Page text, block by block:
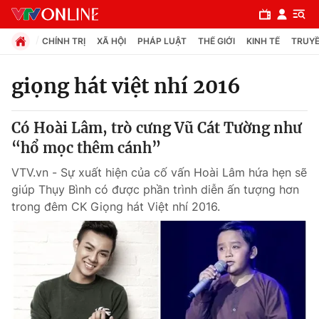
Chuyên mục
Chính trị
Xã hội
Thế giới
CHÍNH TRỊ XÃ HỘI PHÁP LUẬT THẾ GIỚI KINH TẾ
giọng hát việt nhí 2016
Có Hoài Lâm, trò cưng Vũ Cát Tường như
“hổ mọc thêm cánh”
VTV.vn - Sự xuất hiện của cố vấn Hoài Lâm hứa hẹn sẽ
giúp Thụy Bình có được phần trình diễn ấn tượng hơn
trong đêm CK Giọng hát Việt nhí 2016.